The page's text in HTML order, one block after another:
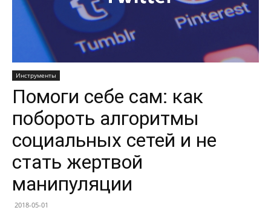
Инструменты
Помоги себе сам: как
побороть алгоритмы
социальных сетей и не
стать жертвой
манипуляции
2018-05-01